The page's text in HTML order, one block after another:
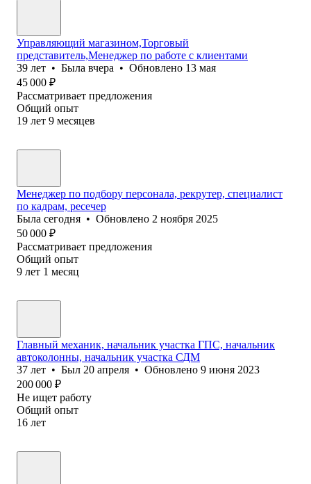
Управляющий магазином,Торговый
представитель,Менеджер по работе с клиентами
39 лет • Была вчера • Обновлено 13 мая
45 000 ₽
Рассматривает предложения
Общий опыт
19 лет 9 месяцев
Менеджер по подбору персонала, рекрутер, специалист
по кадрам, ресечер
Была сегодня • Обновлено 2 ноября 2025
50 000 ₽
Рассматривает предложения
Общий опыт
9 лет 1 месяц
Главный механик, начальник участка ГПС, начальник
автоколонны, начальник участка СДМ
37 лет • Был 20 апреля • Обновлено 9 июня 2023
200 000 ₽
Не ищет работу
Общий опыт
16 лет